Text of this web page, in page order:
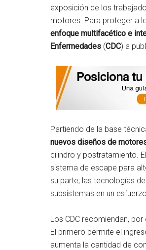
exposición de los
motores. Para proteger a
enfoque multifacético e
Enfermedades (CDC) a
Partiendo de la base
nuevos diseños de
cilindro y postratamiento.
sistema de escape para
su parte, las tecnologías
subsistemas en un
Los CDC recomiendan, por
El primero permite el
aumenta la cantidad de